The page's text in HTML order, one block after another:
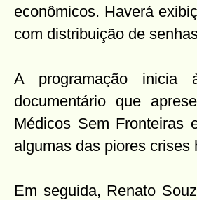
econômicos. Haverá
com distribuição de
A programação
documentário que
Médicos Sem Fronteiras
algumas das piores crises
Em seguida, Renato